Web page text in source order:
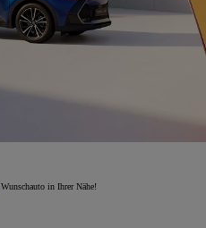
in Ihrer Nähe!